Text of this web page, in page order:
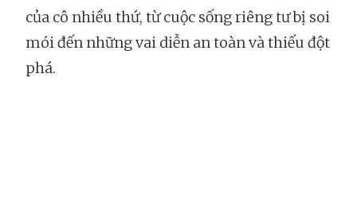
của cô nhiều thứ, từ cuộc sống riêng tư bị soi
mói đến những vai diễn an toàn và thiếu đột
phá.